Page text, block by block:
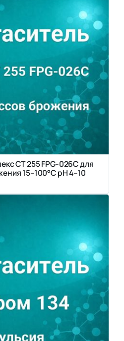
СТ 255 FPG-026C для
15–100°С pH 4–10